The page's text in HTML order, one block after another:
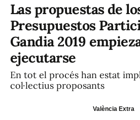
Las propuestas de
Presupuestos
Gandia 2019
ejecutarse
En tot el procés han estat
col·lectius proposants
València Extra